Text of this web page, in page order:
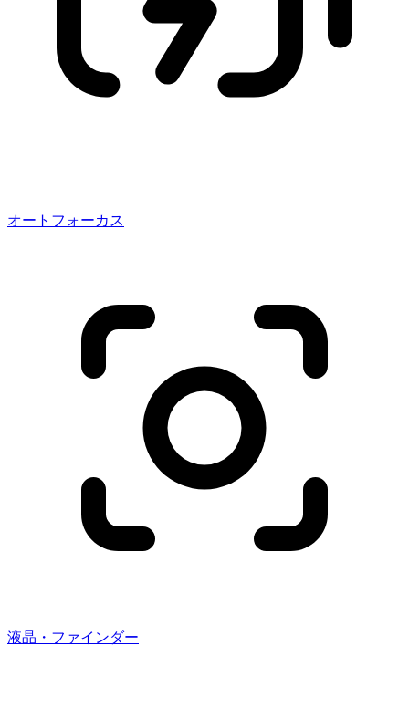
オートフォーカス
液晶・ファインダー